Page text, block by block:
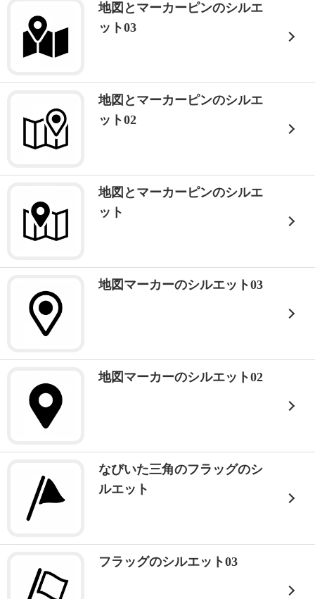
地図とマーカーピンのシルエ
ット03
地図とマーカーピンのシルエ
ット02
地図とマーカーピンのシルエ
ット
地図マーカーのシルエット03
地図マーカーのシルエット02
なびいた三角のフラッグのシ
ルエット
フラッグのシルエット03